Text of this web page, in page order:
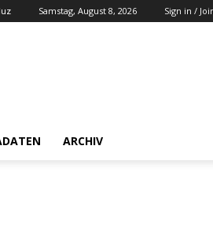
Samstag, August 8, 2026 Sign in /
ARCHIV